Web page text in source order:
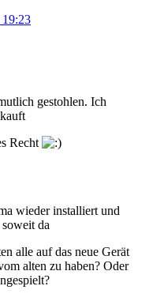
gestohlen. Ich
Recht
wieder installiert und
da
alle auf das neue Gerät
alten zu haben? Oder